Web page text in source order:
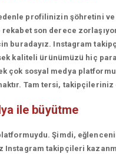
profilinizin şöhretini
rekabet son derece
buradayız. Instagram
kaliteli ürünümüzü hiç
çok sosyal medya
Tam tersi, takipçileriniz
ile büyütme
Şimdi,
Instagram takipçileri